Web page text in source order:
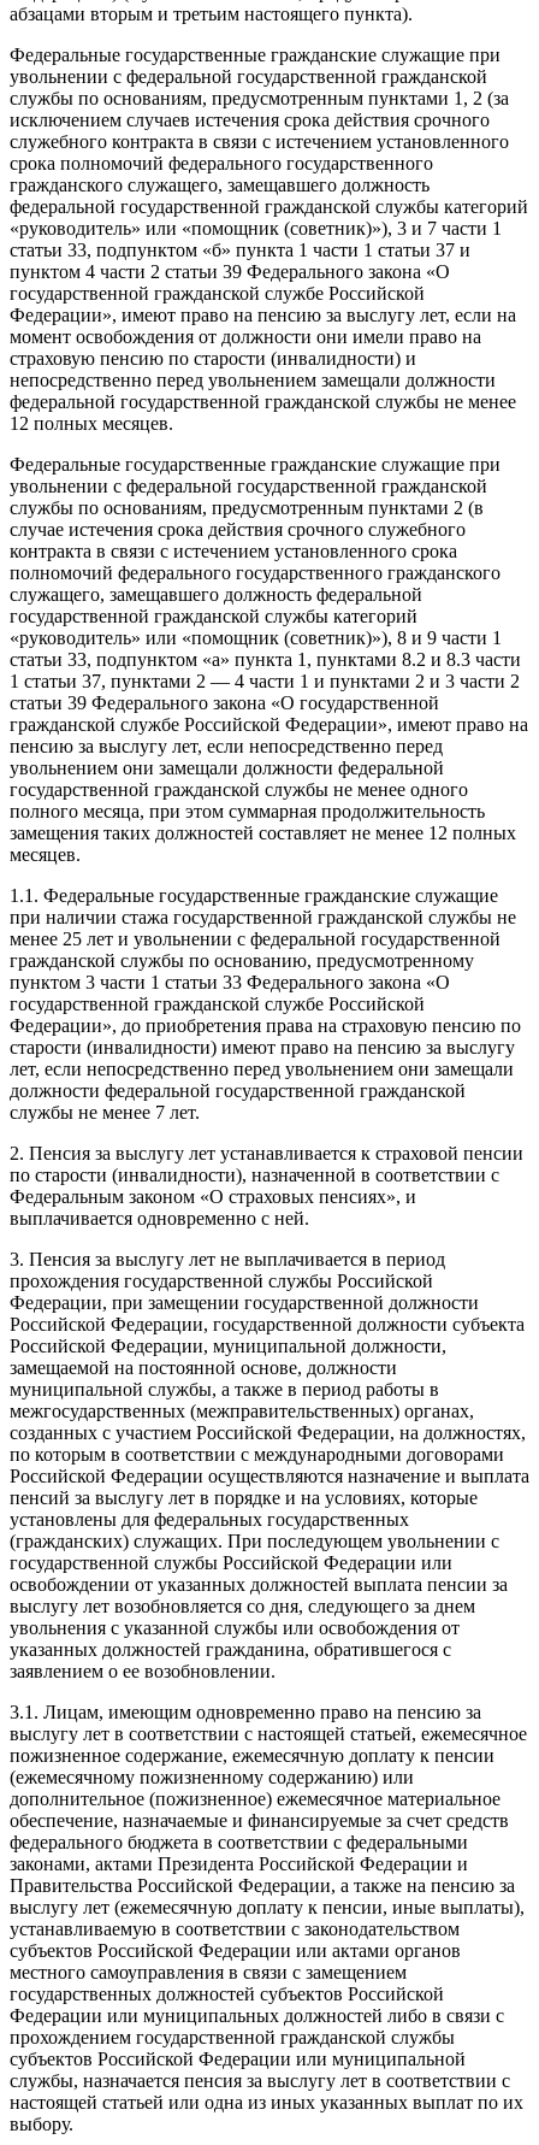
абзацами вторым и третьим настоящего пункта).
Федеральные государственные гражданские служащие при
увольнении с федеральной государственной гражданской
службы по основаниям, предусмотренным пунктами 1, 2 (за
исключением случаев истечения срока действия срочного
служебного контракта в связи с истечением установленного
срока полномочий федерального государственного
гражданского служащего, замещавшего должность
федеральной государственной гражданской службы категорий
«руководитель» или «помощник (советник)»), 3 и 7 части 1
статьи 33, подпунктом «б» пункта 1 части 1 статьи 37 и
пунктом 4 части 2 статьи 39 Федерального закона «О
государственной гражданской службе Российской
Федерации», имеют право на пенсию за выслугу лет, если на
момент освобождения от должности они имели право на
страховую пенсию по старости (инвалидности) и
непосредственно перед увольнением замещали должности
федеральной государственной гражданской службы не менее
12 полных месяцев.
Федеральные государственные гражданские служащие при
увольнении с федеральной государственной гражданской
службы по основаниям, предусмотренным пунктами 2 (в
случае истечения срока действия срочного служебного
контракта в связи с истечением установленного срока
полномочий федерального государственного гражданского
служащего, замещавшего должность федеральной
государственной гражданской службы категорий
«руководитель» или «помощник (советник)»), 8 и 9 части 1
статьи 33, подпунктом «а» пункта 1, пунктами 8.2 и 8.3 части
1 статьи 37, пунктами 2 — 4 части 1 и пунктами 2 и 3 части 2
статьи 39 Федерального закона «О государственной
гражданской службе Российской Федерации», имеют право на
пенсию за выслугу лет, если непосредственно перед
увольнением они замещали должности федеральной
государственной гражданской службы не менее одного
полного месяца, при этом суммарная продолжительность
замещения таких должностей составляет не менее 12 полных
месяцев.
1.1. Федеральные государственные гражданские служащие
при наличии стажа государственной гражданской службы не
менее 25 лет и увольнении с федеральной государственной
гражданской службы по основанию, предусмотренному
пунктом 3 части 1 статьи 33 Федерального закона «О
государственной гражданской службе Российской
Федерации», до приобретения права на страховую пенсию по
старости (инвалидности) имеют право на пенсию за выслугу
лет, если непосредственно перед увольнением они замещали
должности федеральной государственной гражданской
службы не менее 7 лет.
2. Пенсия за выслугу лет устанавливается к страховой пенсии
по старости (инвалидности), назначенной в соответствии с
Федеральным законом «О страховых пенсиях», и
выплачивается одновременно с ней.
3. Пенсия за выслугу лет не выплачивается в период
прохождения государственной службы Российской
Федерации, при замещении государственной должности
Российской Федерации, государственной должности субъекта
Российской Федерации, муниципальной должности,
замещаемой на постоянной основе, должности
муниципальной службы, а также в период работы в
межгосударственных (межправительственных) органах,
созданных с участием Российской Федерации, на должностях,
по которым в соответствии с международными договорами
Российской Федерации осуществляются назначение и выплата
пенсий за выслугу лет в порядке и на условиях, которые
установлены для федеральных государственных
(гражданских) служащих. При последующем увольнении с
государственной службы Российской Федерации или
освобождении от указанных должностей выплата пенсии за
выслугу лет возобновляется со дня, следующего за днем
увольнения с указанной службы или освобождения от
указанных должностей гражданина, обратившегося с
заявлением о ее возобновлении.
3.1. Лицам, имеющим одновременно право на пенсию за
выслугу лет в соответствии с настоящей статьей, ежемесячное
пожизненное содержание, ежемесячную доплату к пенсии
(ежемесячному пожизненному содержанию) или
дополнительное (пожизненное) ежемесячное материальное
обеспечение, назначаемые и финансируемые за счет средств
федерального бюджета в соответствии с федеральными
законами, актами Президента Российской Федерации и
Правительства Российской Федерации, а также на пенсию за
выслугу лет (ежемесячную доплату к пенсии, иные выплаты),
устанавливаемую в соответствии с законодательством
субъектов Российской Федерации или актами органов
местного самоуправления в связи с замещением
государственных должностей субъектов Российской
Федерации или муниципальных должностей либо в связи с
прохождением государственной гражданской службы
субъектов Российской Федерации или муниципальной
службы, назначается пенсия за выслугу лет в соответствии с
настоящей статьей или одна из иных указанных выплат по их
выбору.